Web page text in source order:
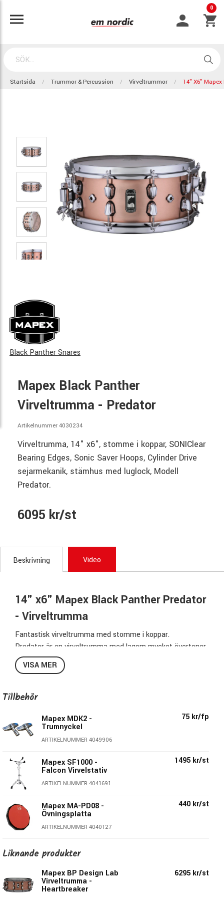
0
Startsida Trummor & Percussion Virveltrummor 14" X6"
Black Panther Snares
Mapex Black Panther
Virveltrumma - Predator
Artikelnummer 4030234
Virveltrumma, 14" x6", stomme i koppar, SONIClear
Bearing Edges, Sonic Saver Hoops, Cylinder Drive
sejarmekanik, stämhus med luglock, Modell
Predator.
6095 kr/st
Beskrivning Video
14" x6" Mapex Black Panther Predator
- Virveltrumma
Fantastisk virveltrumma med stomme i koppar.
Predator är en virveltrumma med lagom mycket övertoner,
ett mörkare sound med djup men ändå en fantastisk
sprödhet & ett otroligt sejarsvar.
sticker ut på ett behagligt & trevligt sätt.
Specifikationer Predator:
Diameter: 14"
Stomme: Koppar (Copper)
Tjocklek: 1,2mm
Finish: Brushed Copper
Antal stämskruvar: 10st/sida
Sejarmekanik: Cylinder-Drive Strainer
Stämhus: Locking B-Lugs
Bearing Edge: SONIClear 45°
Sejarskinn: Remo Ambassador Snare
Sejarmatta: 20st strängar
VISA MER
Tillbehör
Mapex MDK2 -
Trumnyckel
ARTIKELNUMMER 4049906
75 kr/fp
Mapex SF1000 -
Falcon Virvelstativ
ARTIKELNUMMER 4041691
1495 kr/st
Mapex MA-PD08 -
Övningsplatta
ARTIKELNUMMER 4040127
440 kr/st
8" Mapex
övningsplatta med
ARTIKELNUMMER 4040128
Liknande produkter
Mapex BP Design Lab
Virveltrumma -
Heartbreaker
6295 kr/st